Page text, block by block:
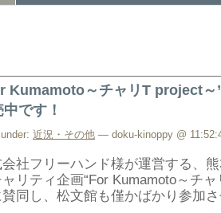
Kumamoto～チャリT project～
です！
近況・その他 — doku-kinoppy @
社フリーハンド様が運営する、
リティ企画“For Kumamoto～チ
賛同し、松文館も僅かばかり参加